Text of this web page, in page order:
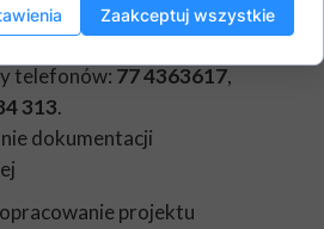
pytań prosimy o
telefonów: 77 4363617,
313.
dokumentacji
projektu
Zaakceptuj wszystkie